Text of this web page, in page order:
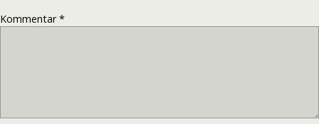
Kommentar*